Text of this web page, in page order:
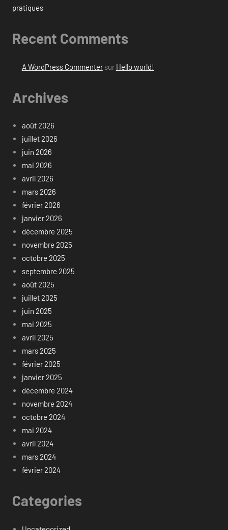
pratiques
Recent Comments
A WordPress Commentersur Hello world!
Archives
août 2026
juillet 2026
juin 2026
mai 2026
avril 2026
mars 2026
février 2026
janvier 2026
décembre 2025
novembre 2025
octobre 2025
septembre 2025
août 2025
juillet 2025
juin 2025
mai 2025
avril 2025
mars 2025
février 2025
janvier 2025
décembre 2024
novembre 2024
octobre 2024
mai 2024
avril 2024
mars 2024
février 2024
Categories